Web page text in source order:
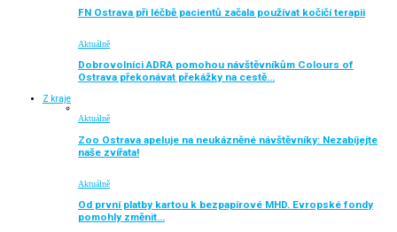
FN Ostrava při léčbě pacientů začala používat kočičí terapii
Aktuálně
Dobrovolníci ADRA pomohou návštěvníkům Colours of
Ostrava překonávat překážky na cestě…
Z kraje
Aktuálně
Zoo Ostrava apeluje na neukázněné návštěvníky: Nezabíjejte
naše zvířata!
Aktuálně
Od první platby kartou k bezpapírové MHD. Evropské fondy
pomohly změnit…